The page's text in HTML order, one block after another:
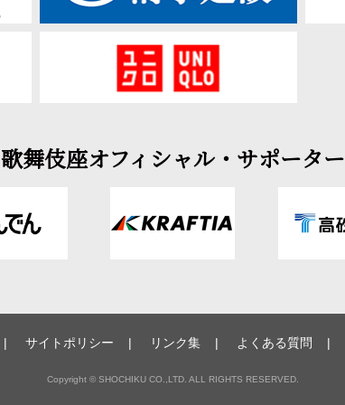
歌舞伎座オフィシャル・サポーター
サイトポリシー リンク集 よくある質問
Copyright © SHOCHIKU CO.,LTD. ALL RIGHTS RESERVED.